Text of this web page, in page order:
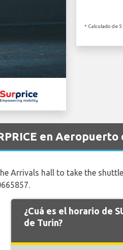
* Calculado de
en Aeropuerto
Arrivals hall to take the
¿Cuá es el horario de
de Turin?